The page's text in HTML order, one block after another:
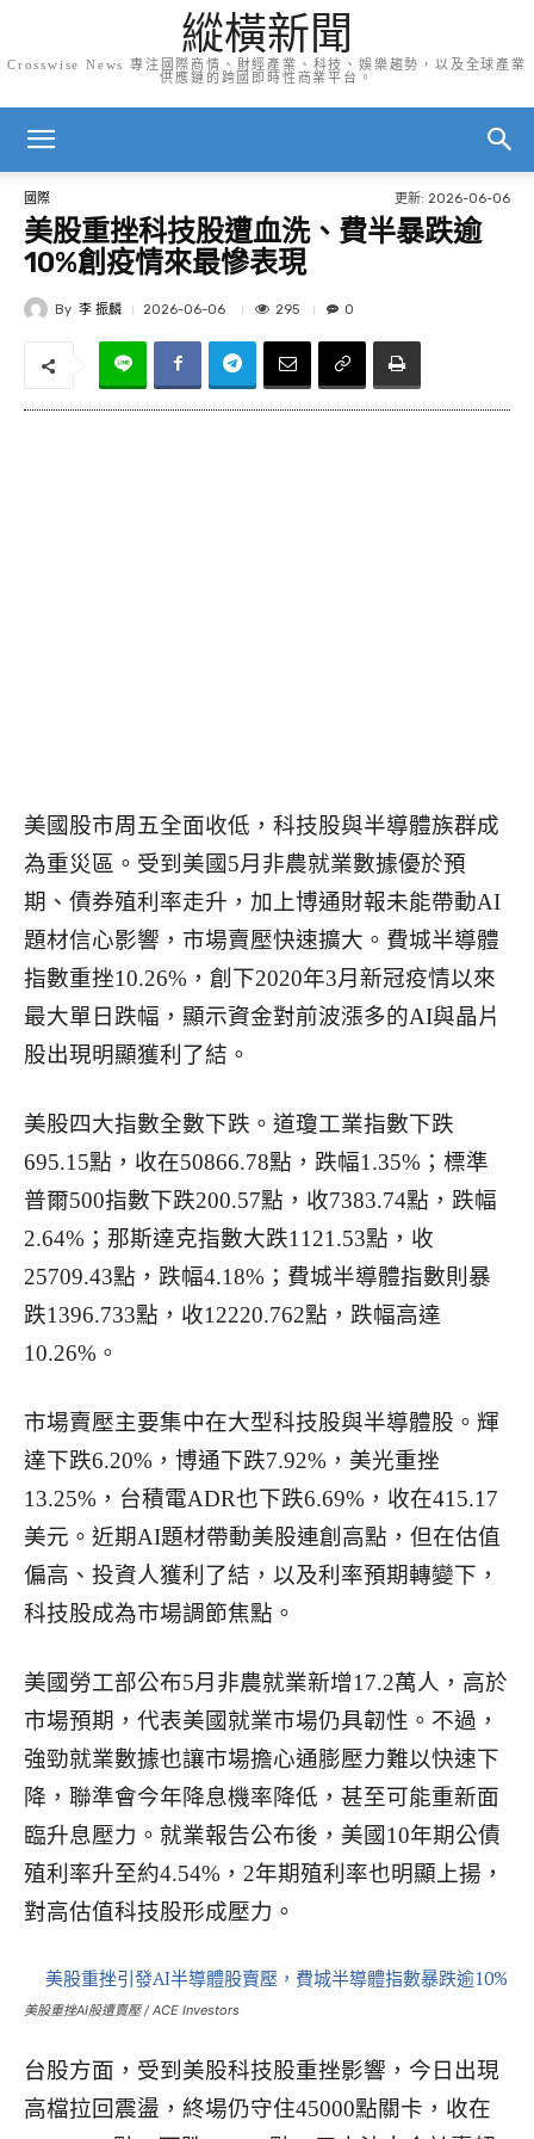
縱橫新聞
Crosswise News 專注國際商情、財經產業、科技、娛樂趨勢，以及全球產業
供應鏈的跨國即時性商業平台。
國際 更新: 2026-06-06
美股重挫科技股遭血洗、費半暴跌逾
10%創疫情來最慘表現
By 李 振麟 2026-06-06 295 0
美國股市周五全面收低，科技股與半導體族群成
為重災區。受到美國5月非農就業數據優於預
期、債券殖利率走升，加上博通財報未能帶動AI
題材信心影響，市場賣壓快速擴大。費城半導體
指數重挫10.26%，創下2020年3月新冠疫情以來
最大單日跌幅，顯示資金對前波漲多的AI與晶片
股出現明顯獲利了結。
美股四大指數全數下跌。道瓊工業指數下跌
695.15點，收在50866.78點，跌幅1.35%；標準
普爾500指數下跌200.57點，收7383.74點，跌幅
2.64%；那斯達克指數大跌1121.53點，收
25709.43點，跌幅4.18%；費城半導體指數則暴
跌1396.733點，收12220.762點，跌幅高達
10.26%。
市場賣壓主要集中在大型科技股與半導體股。輝
達下跌6.20%，博通下跌7.92%，美光重挫
13.25%，台積電ADR也下跌6.69%，收在415.17
美元。近期AI題材帶動美股連創高點，但在估值
偏高、投資人獲利了結，以及利率預期轉變下，
科技股成為市場調節焦點。
美國勞工部公布5月非農就業新增17.2萬人，高於
市場預期，代表美國就業市場仍具韌性。不過，
強勁就業數據也讓市場擔心通膨壓力難以快速下
降，聯準會今年降息機率降低，甚至可能重新面
臨升息壓力。就業報告公布後，美國10年期公債
殖利率升至約4.54%，2年期殖利率也明顯上揚，
對高估值科技股形成壓力。
美股重挫AI股遭賣壓 / ACE Investors
台股方面，受到美股科技股重挫影響，今日出現
高檔拉回震盪，終場仍守住45000點關卡，收在